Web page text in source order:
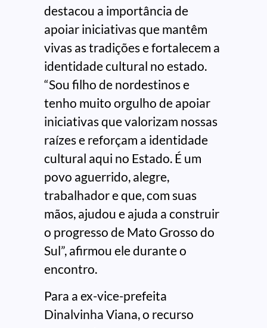
destacou a importância de
apoiar iniciativas que mantêm
vivas as tradições e fortalecem a
identidade cultural no estado.
“Sou filho de nordestinos e
tenho muito orgulho de apoiar
iniciativas que valorizam nossas
raízes e reforçam a identidade
cultural aqui no Estado. É um
povo aguerrido, alegre,
trabalhador e que, com suas
mãos, ajudou e ajuda a construir
o progresso de Mato Grosso do
Sul”, afirmou ele durante o
encontro.
Para a ex-vice-prefeita
Dinalvinha Viana, o recurso